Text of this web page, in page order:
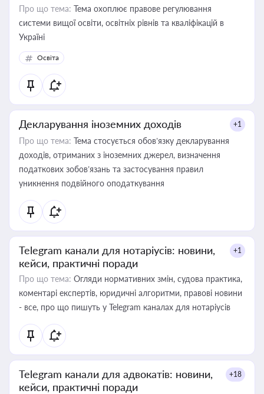
Про що тема: Тема охоплює правове регулювання
системи вищої освіти, освітніх рівнів та кваліфікацій в
Україні
Освіта
Декларування іноземних доходів +1
Про що тема: Тема стосується обов’язку декларування
доходів, отриманих з іноземних джерел, визначення
податкових зобов’язань та застосування правил
уникнення подвійного оподаткування
Telegram канали для нотаріусів: новини,
кейси, практичні поради
+1
Про що тема: Огляди нормативних змін, судова практика,
коментарі експертів, юридичні алгоритми, правові новини
- все, про що пишуть у Telegram каналах для нотаріусів
Telegram канали для адвокатів: новини,
кейси, практичні поради
+18